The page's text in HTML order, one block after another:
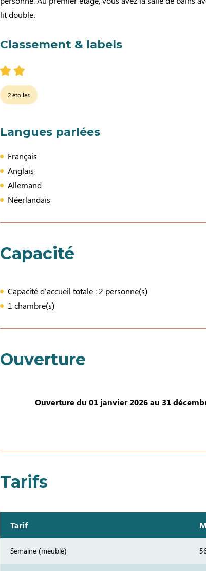
lit double.
Classement & labels
2 étoiles
Langues parlées
Français
Anglais
Allemand
Néerlandais
Capacité
Capacité d'accueil totale : 2 personne(s)
1 chambre(s)
Ouverture
Ouverture du 01 janvier 2026 au 31
Tarifs
Tarif
Semaine (meublé)